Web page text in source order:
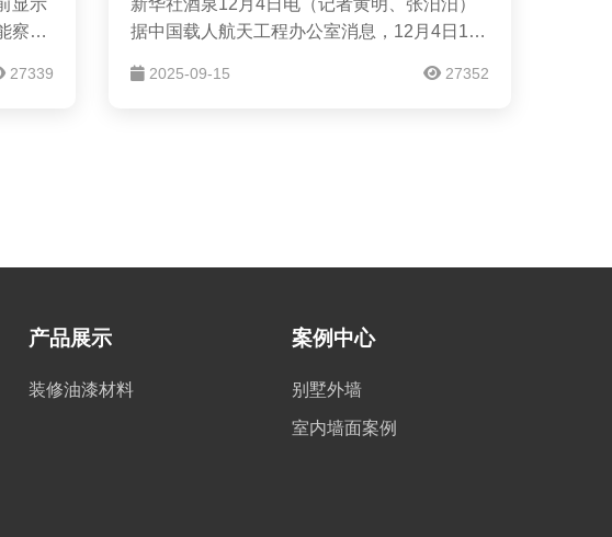
显示
察觉
理
27339
新华社酒泉12月4日电（记者黄明、张汨汨）
据中国载人航天工程办公室消息，12月4日11
成功分离。
2025-09-15 27352
产品展示
装修油漆材料
案例中心
别墅外墙
室内墙面案例